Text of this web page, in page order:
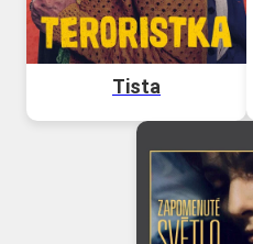
Tista